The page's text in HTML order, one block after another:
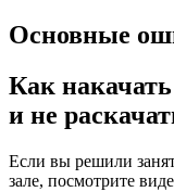
Основные
Как
и не
Если вы решили
зале, посмотрите